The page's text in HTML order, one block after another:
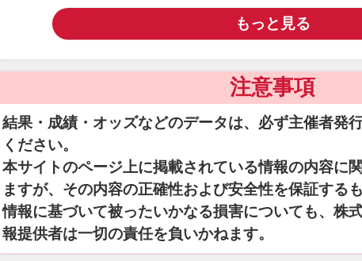
もっと見る
注意事項
結果・成績・オッズなどのデータは、必ず主催者発
ください。
本サイトのページ上に掲載されている情報の内容に
ますが、その内容の正確性および安全性を保証する
情報に基づいて被ったいかなる損害についても、株
報提供者は一切の責任を負いかねます。